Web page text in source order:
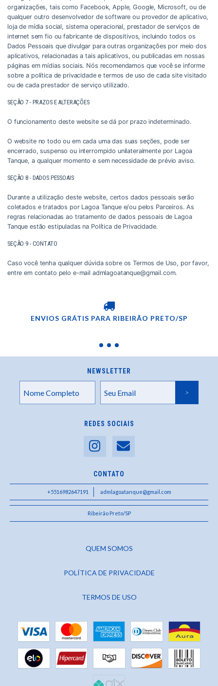
organizações, tais como Facebook, Apple, Google, Microsoft, ou de
qualquer outro desenvolvedor de software ou provedor de aplicativo,
loja de mídia social, sistema operacional, prestador de serviços de
internet sem fio ou fabricante de dispositivos, incluindo todos os
Dados Pessoais que divulgar para outras organizações por meio dos
aplicativos, relacionadas a tais aplicativos, ou publicadas em nossas
páginas em mídias sociais. Nós recomendamos que você se informe
sobre a política de privacidade e termos de uso de cada site visitado
ou de cada prestador de serviço utilizado.
SEÇÃO 7 - PRAZOS E ALTERAÇÕES
O funcionamento deste website se dá por prazo indeterminado.
O website no todo ou em cada uma das suas seções, pode ser
encerrado, suspenso ou interrompido unilateralmente por Lagoa
Tanque, a qualquer momento e sem necessidade de prévio aviso.
SEÇÃO 8 - DADOS PESSOAIS
Durante a utilização deste website, certos dados pessoais serão
coletados e tratados por Lagoa Tanque e/ou pelos Parceiros. As
regras relacionadas ao tratamento de dados pessoais de Lagoa
Tanque estão estipuladas na Política de Privacidade.
SEÇÃO 9 - CONTATO
Caso você tenha qualquer dúvida sobre os Termos de Uso, por favor,
entre em contato pelo e-mail admlagoatanque@gmail.com.
ENVIOS GRÁTIS PARA RIBEIRÃO PRETO/SP
NEWSLETTER
REDES SOCIAIS
CONTATO
+5516982647191 admlagoatanque@gmail.com
Ribeirão Preto/SP
QUEM SOMOS
POLÍTICA DE PRIVACIDADE
TERMOS DE USO